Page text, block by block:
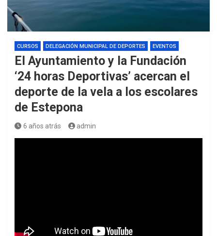
CURSOS DELEGACIÓN MUNICIPAL DE DEPORTES EVENTOS
El Ayuntamiento y la Fundación
‘24 horas Deportivas’ acercan el
deporte de la vela a los escolares
de Estepona
6 años atrás admin